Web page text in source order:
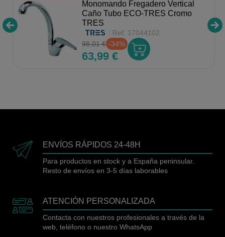
Monomando Fregadero Vertical
Caño Tubo ECO-TRES Cromo
TRES
Ref: 17044102
98,01 € -34%
63,99 €
ENVÍOS RÁPIDOS 24-48H
Para productos en stock y a España peninsular.
Resto de envíos en 3-5 días laborables
ATENCIÓN PERSONALIZADA
Contacta con nuestros profesionales a través de la
web, teléfono o nuestro WhatsApp